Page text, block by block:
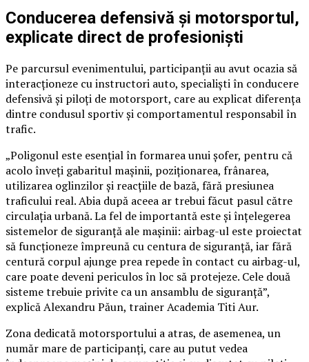
Conducerea defensivă și motorsportul,
explicate direct de profesioniști
Pe parcursul evenimentului, participanții au avut ocazia să
interacționeze cu instructori auto, specialiști în conducere
defensivă și piloți de motorsport, care au explicat diferența
dintre condusul sportiv și comportamentul responsabil în
trafic.
„Poligonul este esențial în formarea unui șofer, pentru că
acolo înveți gabaritul mașinii, poziționarea, frânarea,
utilizarea oglinzilor și reacțiile de bază, fără presiunea
traficului real. Abia după aceea ar trebui făcut pasul către
circulația urbană. La fel de importantă este și înțelegerea
sistemelor de siguranță ale mașinii: airbag-ul este proiectat
să funcționeze împreună cu centura de siguranță, iar fără
centură corpul ajunge prea repede în contact cu airbag-ul,
care poate deveni periculos în loc să protejeze. Cele două
sisteme trebuie privite ca un ansamblu de siguranță”,
explică Alexandru Păun, trainer Academia Titi Aur.
Zona dedicată motorsportului a atras, de asemenea, un
număr mare de participanți, care au putut vedea